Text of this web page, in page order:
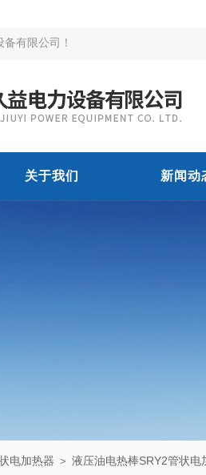
有限公司！
关于我们 新闻动
电加热器 ＞ 液压油电热棒SRY2管状电